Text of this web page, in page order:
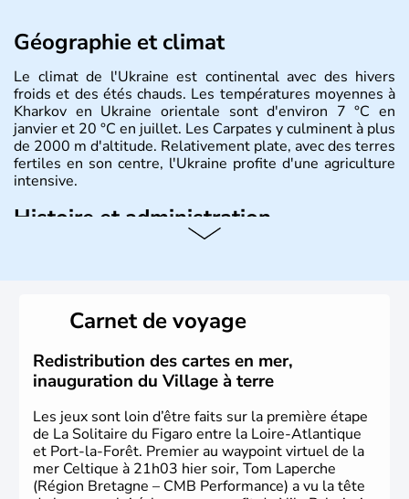
Géographie et climat
Le climat de l'Ukraine est continental avec des hivers
froids et des étés chauds. Les températures moyennes à
Kharkov en Ukraine orientale sont d'environ 7 °C en
janvier et 20 °C en juillet. Les Carpates y culminent à plus
de 2000 m d'altitude. Relativement plate, avec des terres
fertiles en son centre, l'Ukraine profite d'une agriculture
intensive.
Histoire et administration
remonte au 24 août 1991. Sébastopol, Karkhov et
Odessa sont les principales villes d'Ukraine.
Carnet de voyage
Redistribution des cartes en mer,
inauguration du Village à terre
Les jeux sont loin d’être faits sur la première étape
de La Solitaire du Figaro entre la Loire-Atlantique
et Port-la-Forêt. Premier au waypoint virtuel de la
mer Celtique à 21h03 hier soir, Tom Laperche
(Région Bretagne – CMB Performance) a vu la tête